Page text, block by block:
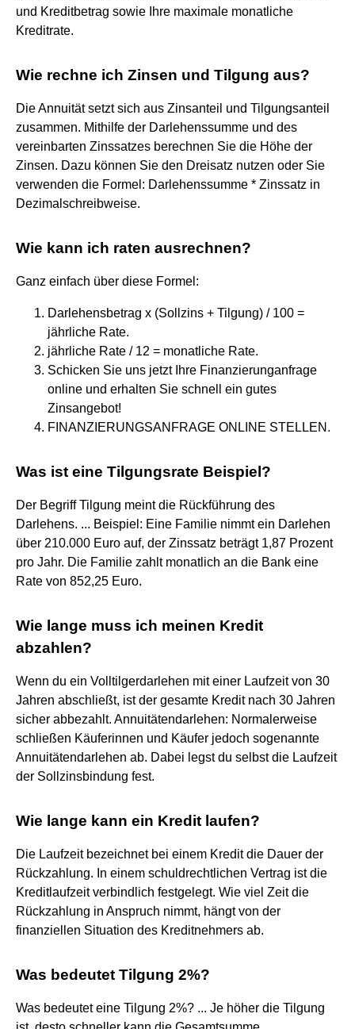
und Kreditbetrag sowie Ihre maximale monatliche
Kreditrate.
Wie rechne ich Zinsen und Tilgung aus?
Die Annuität setzt sich aus Zinsanteil und Tilgungsanteil
zusammen. Mithilfe der Darlehenssumme und des
vereinbarten Zinssatzes berechnen Sie die Höhe der
Zinsen. Dazu können Sie den Dreisatz nutzen oder Sie
verwenden die Formel: Darlehenssumme * Zinssatz in
Dezimalschreibweise.
Wie kann ich raten ausrechnen?
Ganz einfach über diese Formel:
Darlehensbetrag x (Sollzins + Tilgung) / 100 =
jährliche Rate.
jährliche Rate / 12 = monatliche Rate.
Schicken Sie uns jetzt Ihre Finanzierunganfrage
online und erhalten Sie schnell ein gutes
Zinsangebot!
FINANZIERUNGSANFRAGE ONLINE STELLEN.
Was ist eine Tilgungsrate Beispiel?
Der Begriff Tilgung meint die Rückführung des
Darlehens. ... Beispiel: Eine Familie nimmt ein Darlehen
über 210.000 Euro auf, der Zinssatz beträgt 1,87 Prozent
pro Jahr. Die Familie zahlt monatlich an die Bank eine
Rate von 852,25 Euro.
Wie lange muss ich meinen Kredit
abzahlen?
Wenn du ein Volltilgerdarlehen mit einer Laufzeit von 30
Jahren abschließt, ist der gesamte Kredit nach 30 Jahren
sicher abbezahlt. Annuitätendarlehen: Normalerweise
schließen Käuferinnen und Käufer jedoch sogenannte
Annuitätendarlehen ab. Dabei legst du selbst die Laufzeit
der Sollzinsbindung fest.
Wie lange kann ein Kredit laufen?
Die Laufzeit bezeichnet bei einem Kredit die Dauer der
Rückzahlung. In einem schuldrechtlichen Vertrag ist die
Kreditlaufzeit verbindlich festgelegt. Wie viel Zeit die
Rückzahlung in Anspruch nimmt, hängt von der
finanziellen Situation des Kreditnehmers ab.
Was bedeutet Tilgung 2%?
Was bedeutet eine Tilgung 2%? ... Je höher die Tilgung